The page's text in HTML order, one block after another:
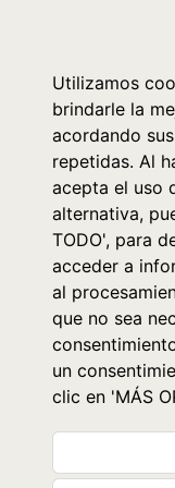
Utilizamos
brindarle la
acordando
repetidas. Al
acepta el uso
alternativa,
TODO', para
acceder a
al
que no sea
un
clic en 'MÁS